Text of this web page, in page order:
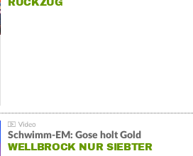
RÜCKZUG
Schwimm-EM: Gose holt Gold
WELLBROCK NUR SIEBTER